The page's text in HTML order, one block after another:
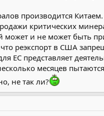
производится
критических
может и не может быть
реэкспорт в США
ЕС представляет
месяцев
не так ли?